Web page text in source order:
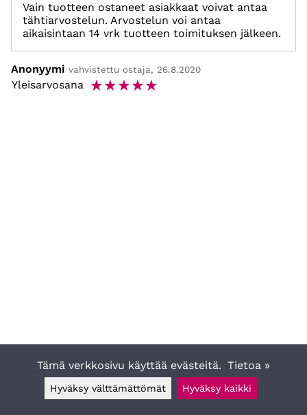
Vain tuotteen ostaneet asiakkaat voivat antaa
tähtiarvostelun. Arvostelun voi antaa
aikaisintaan 14 vrk tuotteen toimituksen jälkeen.
Anonyymi vahvistettu ostaja, 26.8.2020
Yleisarvosana ☆☆☆☆☆
Tämä verkkosivu käyttää evästeitä. Tietoa »
Hyväksy välttämättömät Hyväksy kaikki